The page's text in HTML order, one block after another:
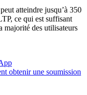
atteindre jusqu’à 350
ce qui est suffisant
majorité des utilisateurs
obtenir une soumission